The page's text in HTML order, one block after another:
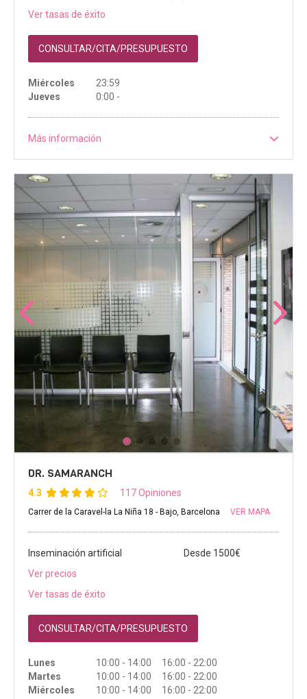
Ver tasas de éxito
CONSULTAR/CITA/PRESUPUESTO
Miércoles
23:59
Jueves
0:00 -
Más información
DR. SAMARANCH
4.3 117 Opiniones
Carrer de la Caravel-la La Niña 18 - Bajo, Barcelona VER MAPA
Inseminación artificial
Desde 1500€
Ver precios
Ver tasas de éxito
CONSULTAR/CITA/PRESUPUESTO
Lunes
10:00 - 14:00 16:00 - 22:00
Martes
10:00 - 14:00 16:00 - 22:00
Miércoles
10:00 - 14:00 16:00 - 22:00